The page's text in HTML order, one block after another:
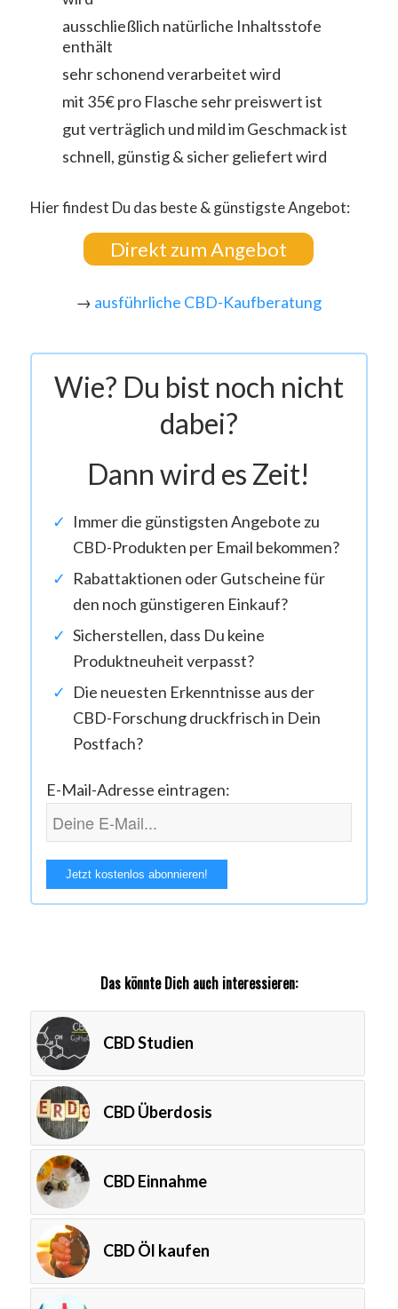
ausschließlich natürliche Inhaltsstofe
enthält
sehr schonend verarbeitet wird
mit 35€ pro Flasche sehr preiswert ist
gut verträglich und mild im Geschmack ist
schnell, günstig & sicher geliefert wird
Hier findest Du das beste & günstigste Angebot:
Direkt zum Angebot
→ ausführliche CBD-Kaufberatung
Wie? Du bist noch nicht
dabei?
Dann wird es Zeit!
Immer die günstigsten Angebote zu
CBD-Produkten per Email bekommen?
Rabattaktionen oder Gutscheine für
den noch günstigeren Einkauf?
Sicherstellen, dass Du keine
Produktneuheit verpasst?
Die neuesten Erkenntnisse aus der
CBD-Forschung druckfrisch in Dein
Postfach?
E-Mail-Adresse eintragen:
Das könnte Dich auch interessieren:
CBD Studien
CBD Überdosis
CBD Einnahme
CBD Öl kaufen